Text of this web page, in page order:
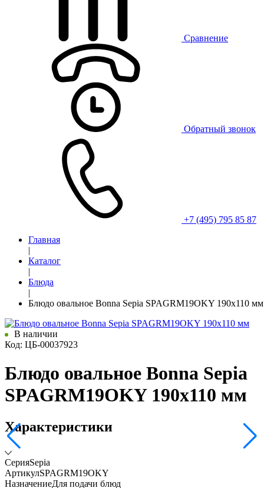
Сравнение
Обратный звонок
+7 (495) 795 85 87
Главная
|
Каталог
|
Блюда
|
Блюдо овальное Bonna Sepia SPAGRM19OKY 190х110 мм
В наличии
Код: ЦБ-00037923
Блюдо овальное Bonna Sepia
SPAGRM19OKY 190х110 мм
Характеристики
СерияSepia
АртикулSPAGRM19OKY
НазначениеДля подачи блюд